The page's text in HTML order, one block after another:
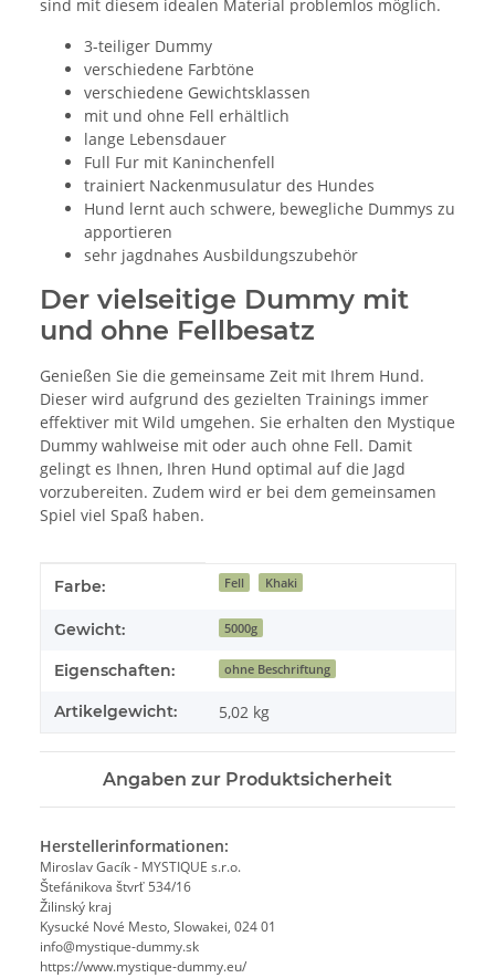
sind mit diesem idealen Material problemlos möglich.
3-teiliger Dummy
verschiedene Farbtöne
verschiedene Gewichtsklassen
mit und ohne Fell erhältlich
lange Lebensdauer
Full Fur mit Kaninchenfell
trainiert Nackenmusulatur des Hundes
Hund lernt auch schwere, bewegliche Dummys zu
apportieren
sehr jagdnahes Ausbildungszubehör
Der vielseitige Dummy mit
und ohne Fellbesatz
Genießen Sie die gemeinsame Zeit mit Ihrem Hund.
Dieser wird aufgrund des gezielten Trainings immer
effektiver mit Wild umgehen. Sie erhalten den Mystique
Dummy wahlweise mit oder auch ohne Fell. Damit
gelingt es Ihnen, Ihren Hund optimal auf die Jagd
vorzubereiten. Zudem wird er bei dem gemeinsamen
Spiel viel Spaß haben.
Produkteigenschaft
Wert
Farbe: Fell Khaki
Gewicht: 5000g
Eigenschaften: ohne Beschriftung
Artikelgewicht: 5,02 kg
Angaben zur Produktsicherheit
Herstellerinformationen:
Miroslav Gacík - MYSTIQUE s.r.o.
Štefánikova štvrť 534/16
Žilinský kraj
Kysucké Nové Mesto, Slowakei, 024 01
info@mystique-dummy.sk
https://www.mystique-dummy.eu/